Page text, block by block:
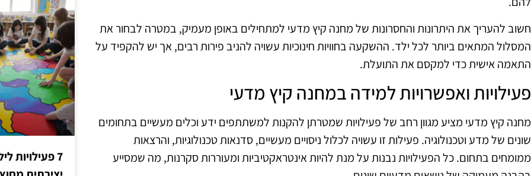
חשוב להעריך את היתרונות והחסרונות של מחנה קיץ מדעי למתחילים באופן מעמיק, במטרה לבחור את
המסלול המתאים ביותר לכל ילד. ההשקעה בחוויות חינוכיות עשויה להניב פירות רבים, אך יש להקפיד על
התאמה אישית כדי למקסם את התועלת.
פעילויות ואפשרויות למידה במחנה קיץ מדעי
מחנה קיץ מדעי מציע מגוון רחב של פעילויות שמטרתן להקנות למשתתפים ידע וכלים מעשיים בתחומים
שונים של מדע וטכנולוגיה. פעילות זו עשויה לכלול ניסויים מעשיים, סדנאות טכנולוגיות, והרצאות
ממומחים בתחום. כל הפעילויות נבנות על מנת להיות אינטראקטיביות ומעוררות סקרנות, מה שמסייע
7 פעילויות